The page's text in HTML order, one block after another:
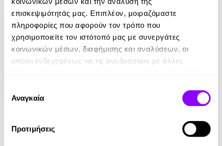
επισκεψιμότητάς μας. Επιπλέον, μοιραζόμαστε
πληροφορίες που αφορούν τον τρόπο που
χρησιμοποιείτε τον ιστότοπό μας με συνεργάτες
κοινωνικών μέσων, διαφήμισης και αναλύσεων, οι
οποίοι ενδεχομένως να τις συνδυάσουν με άλλες
των υπηρεσιών τους.
συγκατάθεσης
Αναγκαία
Προτιμήσεις
10.99€
eBook
Παραπλάνηση